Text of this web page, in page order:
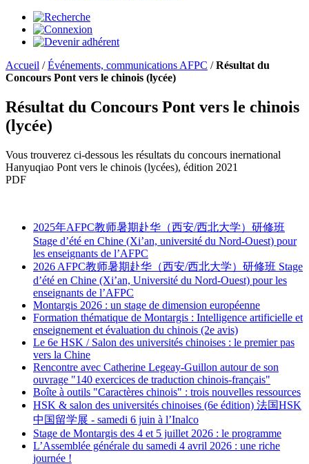
Accueil /Événements, communications AFPC /Résultat du
Concours Pont vers le chinois (lycée)
Résultat du Concours Pont vers le chinois
(lycée)
Vous trouverez ci-dessous les résultats du concours inernational
Hanyuqiao Pont vers le chinois (lycées), édition 2021
PDF
2025年AFPC教师暑期赴华（西安/西北大学）研修班
Stage d’été en Chine (Xi’an, université du Nord-Ouest) pour
les enseignants de l’AFPC
2026 AFPC教师暑期赴华（西安/西北大学）研修班 Stage
d’été en Chine (Xi’an, Université du Nord-Ouest) pour les
enseignants de l’AFPC
Montargis 2026 : un stage de dimension européenne
Formation thématique de Montargis : Intelligence artificielle et
enseignement et évaluation du chinois (2e avis)
Le 6e HSK / Salon des universités chinoises : le premier pas
vers la Chine
Rencontre avec Catherine Legeay-Guillon autour de son
ouvrage "140 exercices de traduction chinois-français"
Boîte à outils "Caractères chinois" : trois nouvelles ressources
HSK & salon des universités chinoises (6e édition) 法国HSK
中国留学展 - samedi 6 juin à l’Inalco
Stage de Montargis des 4 et 5 juillet 2026 : le programme
L’Assemblée générale du samedi 4 avril 2026 : une riche
journée !